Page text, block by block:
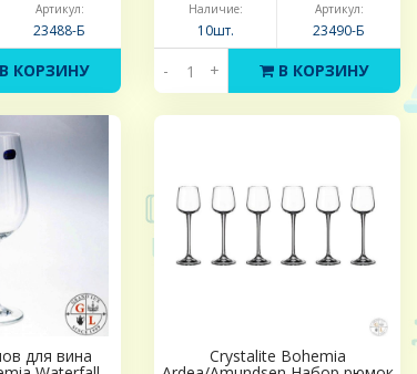
Артикул:
23488-Б
В КОРЗИНУ
Наличие:
10шт.
Артикул:
23490-Б
- + В КОРЗИНУ
для вина Crystalite Bohemia